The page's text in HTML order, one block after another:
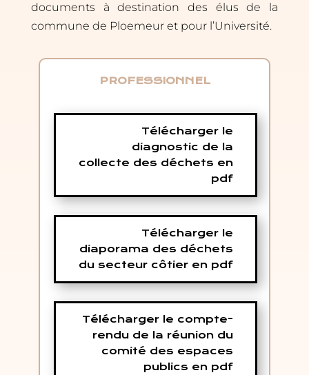
documents à destination des élus de la
commune de Ploemeur et pour l’Université.
PROFESSIONNEL
Télécharger le
diagnostic de la
collecte des déchets en
pdf
Télécharger le
diaporama des déchets
du secteur côtier en pdf
Télécharger le compte-
rendu de la réunion du
comité des espaces
publics en pdf